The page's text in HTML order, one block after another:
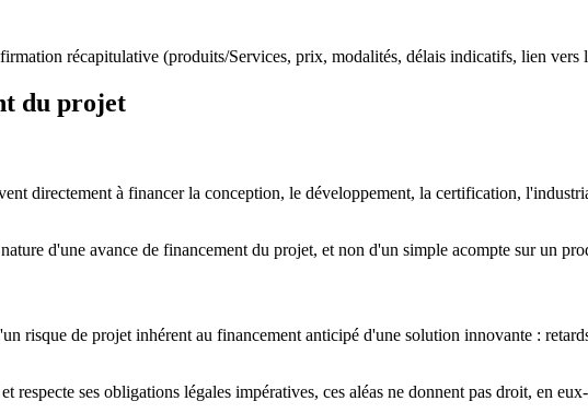
récapitulative (produits/Services, prix, modalités, délais indicatifs, lien
du projet
directement à financer la conception, le développement, la certification,
d'une avance de financement du projet, et non d'un simple acompte sur un
risque de projet inhérent au financement anticipé d'une solution innovante :
ses obligations légales impératives, ces aléas ne donnent pas droit, en